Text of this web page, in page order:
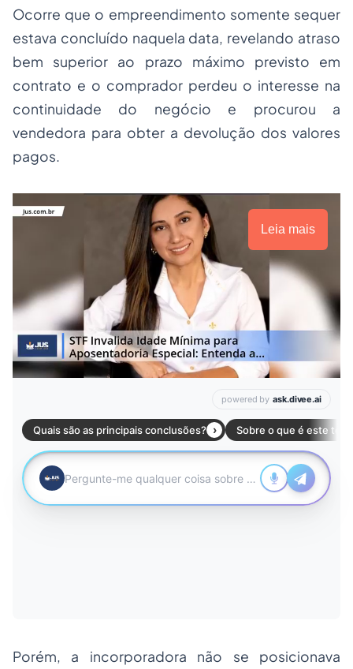
Ocorre que o empreendimento somente sequer
estava concluído naquela data, revelando atraso
bem superior ao prazo máximo previsto em
contrato e o comprador perdeu o interesse na
continuidade do negócio e procurou a
vendedora para obter a devolução dos valores
pagos.
Leia mais
Porém, a incorporadora não se posicionava